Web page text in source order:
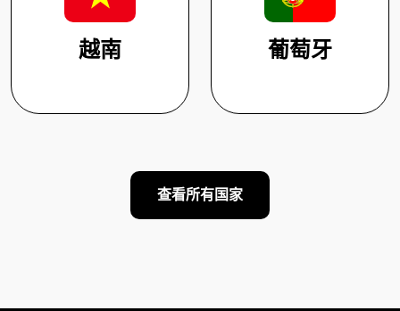
越南 葡萄牙
查看所有国家